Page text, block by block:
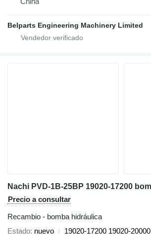
Belparts Engineering Machinery Limited
Precio a consultar
Recambio - bomba hidráulica
Estado nuevo 19020-17200 19020-20000